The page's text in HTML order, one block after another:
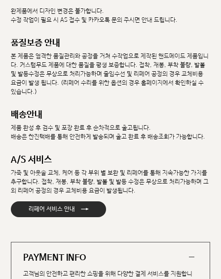
완제품에서 디자인 변경은 불가합니다.
수정 작업이 필요 시 AS 접수 및 카카오톡 문의 주시면 안내 드립니다.
품질보증 안내
본 제품은 엄격한 품질관리와 공정을 거쳐 수작업으로 제작된 핸드메이드 제품입니
다. 커스텀무드 제품에 대한 품질을 평생 보증합니다. 접착, 재봉, 부착 불량, 발볼
및 발등수정은 무상으로 처리가능하며 줄임수선 및 리페어 공정의 경우 교체비용
요금이 발생 됩니다. (리페어 수리를 위한 옵션의 경우 홈페이지에서 확인하실 수
있습니다.)
배송안내
제품 완성 후 검수 및 포장 완료 후 순차적으로 출고됩니다.
배송은 한진택배를 통해 안전하게 발송되며 출고 완료 후 배송조회가 가능합니다.
A/S 서비스
가죽 및 아웃솔 교체, 케어 등 각 부위 별 보완 및 리페어를 통해 지속가능한 가치를
추구합니다. 접착, 재봉, 부착 불량, 발볼 및 발등 수정은 무상으로 처리가능하며 그
외 리페어 공정의 경우 교체비용 요금이 발생됩니다.
리페어 서비스 안내 →
PAYMENT INFO
고객님의 안전하고 편리한 쇼핑을 위해 다양한 결제 서비스를 지원합니